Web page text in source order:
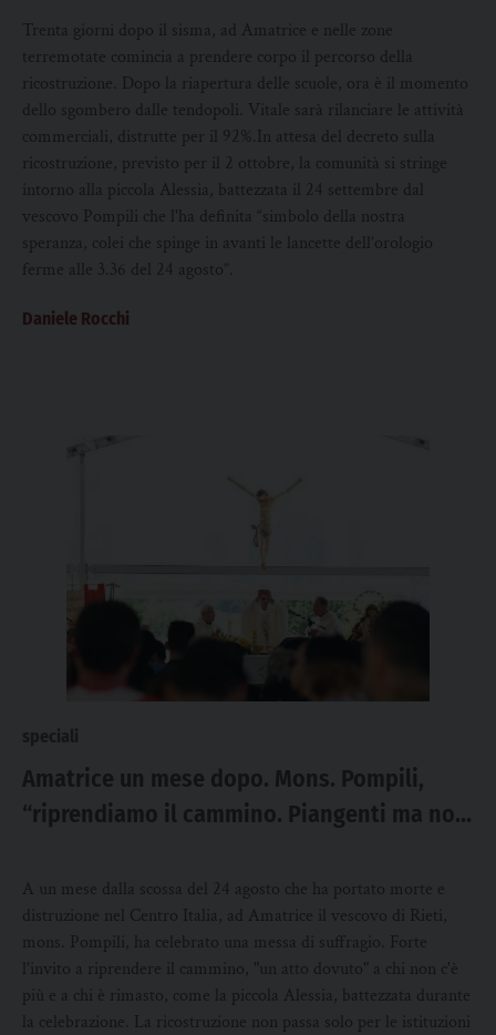
Trenta giorni dopo il sisma, ad Amatrice e nelle zone
terremotate comincia a prendere corpo il percorso della
ricostruzione. Dopo la riapertura delle scuole, ora è il momento
dello sgombero dalle tendopoli. Vitale sarà rilanciare le attività
commerciali, distrutte per il 92%.In attesa del decreto sulla
ricostruzione, previsto per il 2 ottobre, la comunità si stringe
intorno alla piccola Alessia, battezzata il 24 settembre dal
vescovo Pompili che l'ha definita “simbolo della nostra
speranza, colei che spinge in avanti le lancette dell’orologio
ferme alle 3.36 del 24 agosto”.
Daniele Rocchi
Amatrice un mese dopo. Mons. Pompili,
“riprendiamo il cammino. Piangenti ma non
A un mese dalla scossa del 24 agosto che ha portato morte e
distruzione nel Centro Italia, ad Amatrice il vescovo di Rieti,
mons. Pompili, ha celebrato una messa di suffragio. Forte
l'invito a riprendere il cammino, "un atto dovuto" a chi non c'è
più e a chi è rimasto, come la piccola Alessia, battezzata durante
la celebrazione. La ricostruzione non passa solo per le istituzioni